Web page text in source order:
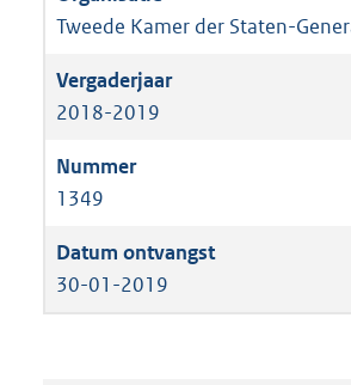
Tweede Kamer der Staten-
2018-2019
1349
30-01-2019